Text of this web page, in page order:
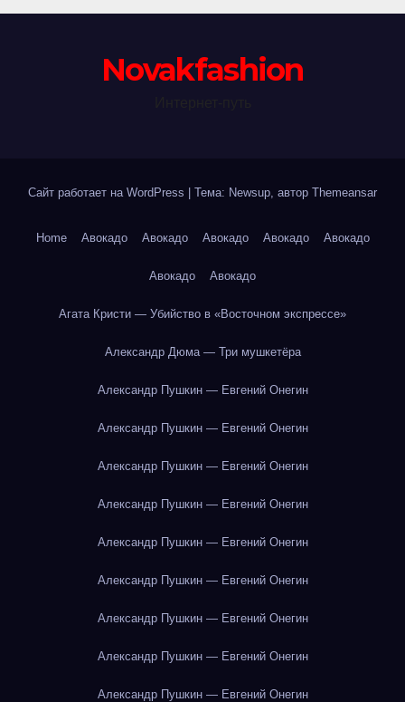
Novakfashion
Сайт работает на WordPress Тема: Newsup, автор Themeansar
Home Авокадо Авокадо Авокадо Авокадо Авокадо
Авокадо Авокадо
Агата Кристи — Убийство в «Восточном экспрессе»
Александр Дюма — Три мушкетёра
Александр Пушкин — Евгений Онегин
Александр Пушкин — Евгений Онегин
Александр Пушкин — Евгений Онегин
Александр Пушкин — Евгений Онегин
Александр Пушкин — Евгений Онегин
Александр Пушкин — Евгений Онегин
Александр Пушкин — Евгений Онегин
Александр Пушкин — Евгений Онегин
Александр Пушкин — Евгений Онегин